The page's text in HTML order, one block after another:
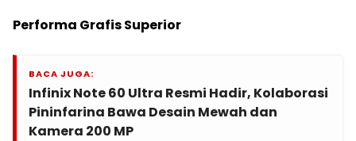
Performa Grafis Superior
BACA JUGA:
Infinix Note 60 Ultra Resmi Hadir, Kolaborasi
Pininfarina Bawa Desain Mewah dan
Kamera 200 MP